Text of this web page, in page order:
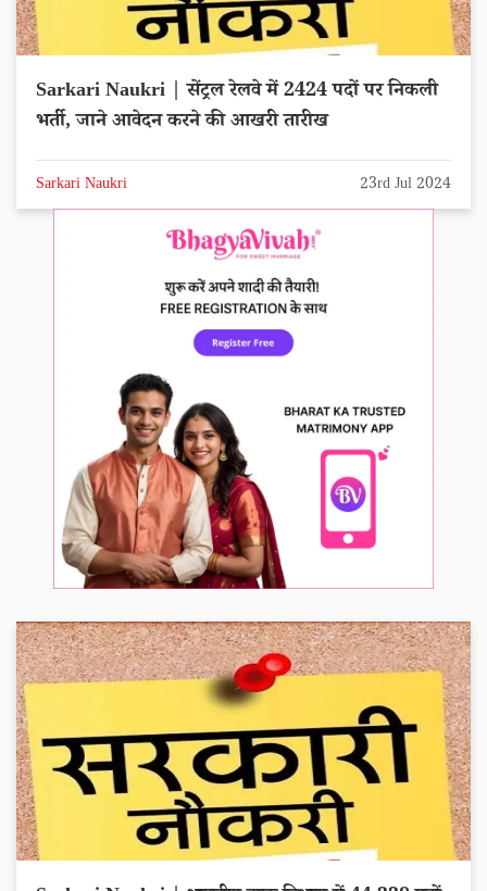
Sarkari Naukri | सेंट्रल रेलवे में 2424 पदों पर निकली
भर्ती, जाने आवेदन करने की आखरी तारीख
Sarkari Naukri 23rd Jul 2024